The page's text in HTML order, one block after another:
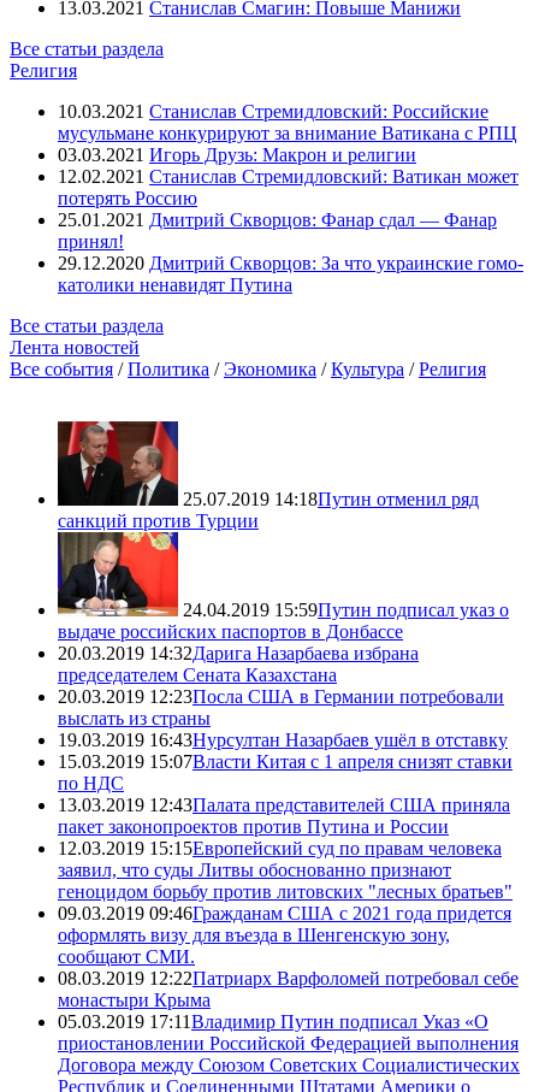
13.03.2021 Станислав Смагин: Повыше Манижи
Все статьи раздела
Религия
10.03.2021 Станислав Стремидловский: Российские
мусульмане конкурируют за внимание Ватикана с РПЦ
03.03.2021 Игорь Друзь: Макрон и религии
12.02.2021 Станислав Стремидловский: Ватикан может
потерять Россию
25.01.2021 Дмитрий Скворцов: Фанар сдал — Фанар
принял!
29.12.2020 Дмитрий Скворцов: За что украинские гомо-
католики ненавидят Путина
Все статьи раздела
Лента новостей
Все события /Политика /Экономика /Культура /Религия
25.07.2019 14:18Путин отменил ряд
санкций против Турции
24.04.2019 15:59Путин подписал указ о
выдаче российских паспортов в Донбассе
20.03.2019 14:32Дарига Назарбаева избрана
председателем Сената Казахстана
20.03.2019 12:23Посла США в Германии потребовали
выслать из страны
19.03.2019 16:43Нурсултан Назарбаев ушёл в отставку
15.03.2019 15:07Власти Китая с 1 апреля снизят ставки
по НДС
13.03.2019 12:43Палата представителей США приняла
пакет законопроектов против Путина и России
12.03.2019 15:15Европейский суд по правам человека
заявил, что суды Литвы обоснованно признают
геноцидом борьбу против литовских "лесных братьев"
09.03.2019 09:46Гражданам США с 2021 года придется
оформлять визу для въезда в Шенгенскую зону,
сообщают СМИ.
08.03.2019 12:22Патриарх Варфоломей потребовал себе
монастыри Крыма
05.03.2019 17:11Владимир Путин подписал Указ «О
приостановлении Российской Федерацией выполнения
Договора между Союзом Советских Социалистических
Республик и Соединенными Штатами Америки о